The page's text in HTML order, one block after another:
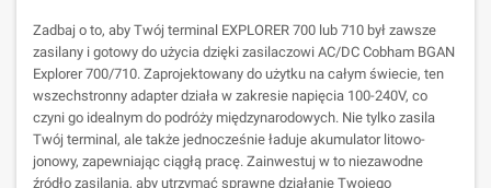
Zadbaj o to, aby Twój terminal EXPLORER 700 lub 710 był zawsze
zasilany i gotowy do użycia dzięki zasilaczowi AC/DC Cobham BGAN
Explorer 700/710. Zaprojektowany do użytku na całym świecie, ten
wszechstronny adapter działa w zakresie napięcia 100-240V, co
czyni go idealnym do podróży międzynarodowych. Nie tylko zasila
Twój terminal, ale także jednocześnie ładuje akumulator litowo-
jonowy, zapewniając ciągłą pracę. Zainwestuj w to niezawodne
źródło zasilania, aby utrzymać sprawne działanie Twojego